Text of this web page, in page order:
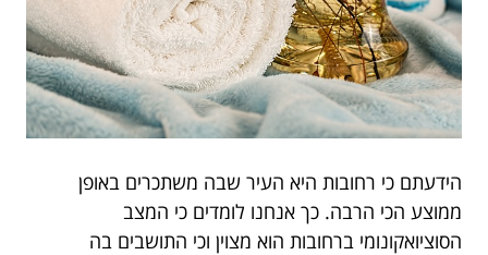
הידעתם כי רחובות היא העיר שבה משתכרים באופן
ממוצע הכי הרבה. כך אנחנו לומדים כי המצב
הסוציואקונומי ברחובות הוא מצוין וכי התושבים בה